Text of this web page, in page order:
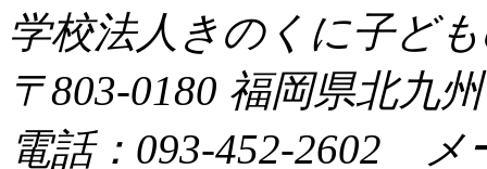
学校法人きのくに子ど
〒803-0180 福岡県北九
電話：093-452-2602 メ